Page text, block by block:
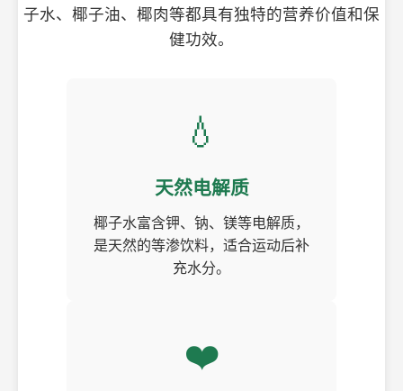
子水、椰子油、椰肉等都具有独特的营养价值和保
健功效。
💧
天然电解质
椰子水富含钾、钠、镁等电解质，
是天然的等渗饮料，适合运动后补
充水分。
❤️